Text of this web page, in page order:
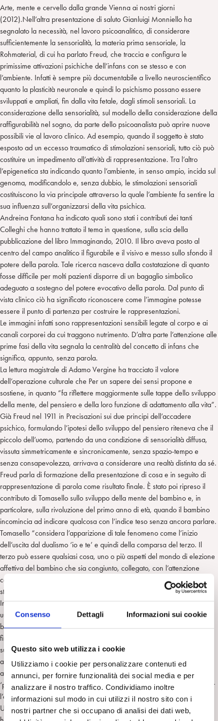
Consenso Dettagli Informazioni sui cookie
Questo sito web utilizza i cookie
Utilizziamo i cookie per personalizzare contenuti ed
annunci, per fornire funzionalità dei social media e per
analizzare il nostro traffico. Condividiamo inoltre
informazioni sul modo in cui utilizzi il nostro sito con i
nostri partner che si occupano di analisi dei dati web,
Arte, mente e cervello dalla grande Vienna ai nostri giorni
(2012).Nell’altra presentazione di saluto Gianluigi Monniello ha
segnalato la necessità, nel lavoro psicoanalitico, di considerare
sufficientemente la sensorialità, la materia prima sensoriale, la
Rohmaterial, di cui ha parlato Freud, che traccia e configura le
primissime attivazioni psichiche dell’infans con se stesso e con
l’ambiente. Infatti è sempre più documentabile a livello neuroscientifico
quanto la plasticità neuronale e quindi lo psichismo possano essere
sviluppati e ampliati, fin dalla vita fetale, dagli stimoli sensoriali. La
considerazione della sensorialità, sul modello della considerazione della
raffigurabilità nel sogno, da parte dello psicoanalista può aprire nuove
possibili vie al lavoro clinico. Ad esempio, quando il soggetto è stato
esposto ad un eccesso traumatico di stimolazioni sensoriali, tutto ciò può
costituire un impedimento all’attività di rappresentazione. Tra l’altro
l’epigenetica sta indicando quanto l’ambiente, in senso ampio, incida sul
genoma, modificandolo e, senza dubbio, le stimolazioni sensoriali
costituiscono la via principale attraverso la quale l’ambiente fa sentire la
sua influenza sull’organizzarsi della vita psichica.
Andreina Fontana ha indicato quali sono stati i contributi dei tanti
Colleghi che hanno trattato il tema in questione, sulla scia della
pubblicazione del libro Immaginando, 2010. Il libro aveva posto al
centro del campo analitico il figurabile e il visivo e messo sullo sfondo il
potere della parola. Tale ricerca nasceva dalla costatazione di quanto
fosse difficile per molti pazienti disporre di un bagaglio simbolico
adeguato a sostegno del potere evocativo della parola. Dal punto di
vista clinico ciò ha significato riconoscere come l’immagine potesse
essere il punto di partenza per costruire le rappresentazioni.
Le immagini infatti sono rappresentazioni sensibili legate al corpo e ai
canali corporei da cui traggono nutrimento. D’altra parte l’attenzione alle
prime fasi della vita segnala la centralità del concetto di infans che
significa, appunto, senza parola.
La lettura magistrale di Adamo Vergine ha tracciato il valore
dell’operazione culturale che Per un sapere dei sensi propone e
sostiene, in quanto “fa riflettere maggiormente sulle tappe dello sviluppo
della mente, del pensiero e della loro funzione di adattamento alla vita”.
Già Freud nel 1911 in Precisazioni sui due principi dell’accadere
psichico, formulando l’ipotesi dello sviluppo del pensiero riteneva che il
piccolo dell’uomo, partendo da una condizione di sensorialità diffusa,
vissuta simmetricamente e sincronicamente, senza spazio-tempo e
senza consapevolezza, arrivava a considerare una realtà distinta da sé.
Freud parla di formazione della presentazione di cosa e in seguito di
rappresentazione di parola come risultato finale. È stato poi ripreso il
contributo di Tomasello sullo sviluppo della mente del bambino e, in
particolare, sulla rivoluzione del primo anno di età, quando il bambino
incomincia ad indicare qualcosa con l’indice teso senza ancora parlare.
Tomasello “considera l’apparizione di tale fenomeno come l’inizio
dell’uscita dal dualismo ‘io e te’ e quindi della comparsa del terzo. Il
terzo può essere qualsiasi cosa, uno o più aspetti del mondo di elezione
affettiva del bambino che sia congiunto, collegato, con l’attenzione
contemporanea del suo adulto di riferimento, in modo da diventare
strumento di transizione da ‘due’ a ‘più’ oggetti”.
Inoltre Vergine, proseguendo nelle sue riflessioni sulla costruzione di
una “immagine interna” è arrivato a chiedersi: “Perché il bambino ha
bisogno di simbolizzare? Provvisoriamente potremmo dire, per quel che
finora sappiamo, che lo stato emozionale, quando ha già distinto nella
sua mente l’interno dall’esterno, anche se non si è ancora formata una
autonomia vitale, permette oltre al piacere e al bisogno dell’oggetto
anche il pericolo di perderlo, per il quale si mette in moto una faticosa
‘preoccupazione’ (Winnicott) ed ‘attenzione’ (Tomasello e Desideri) per
l’oggetto, da cui potrebbe derivare il bisogno di saperlo sostituire […].
Un secondo interrogativo riguarda invece il perché l’immagine a volte